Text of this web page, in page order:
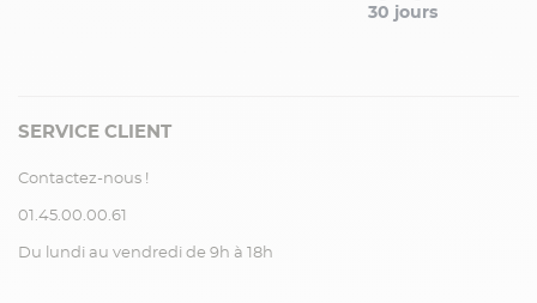
30 jours
SERVICE CLIENT
Contactez-nous !
01.45.00.00.61
Du lundi au vendredi de 9h à 18h